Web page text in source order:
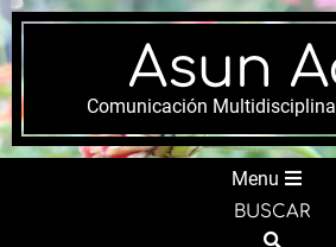
Skip
to
content
Asun
Comunicación
Menu
BUSCAR
Search